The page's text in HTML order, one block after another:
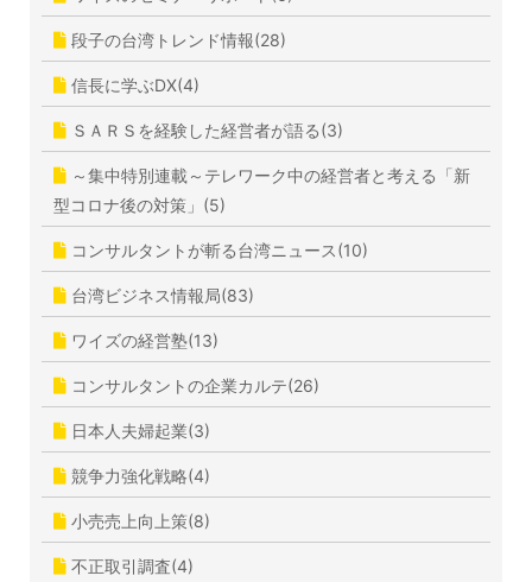
段子の台湾トレンド情報(28)
信長に学ぶDX(4)
ＳＡＲＳを経験した経営者が語る(3)
～集中特別連載～テレワーク中の経営者と考える「新
型コロナ後の対策」(5)
コンサルタントが斬る台湾ニュース(10)
台湾ビジネス情報局(83)
ワイズの経営塾(13)
コンサルタントの企業カルテ(26)
日本人夫婦起業(3)
競争力強化戦略(4)
小売売上向上策(8)
不正取引調査(4)